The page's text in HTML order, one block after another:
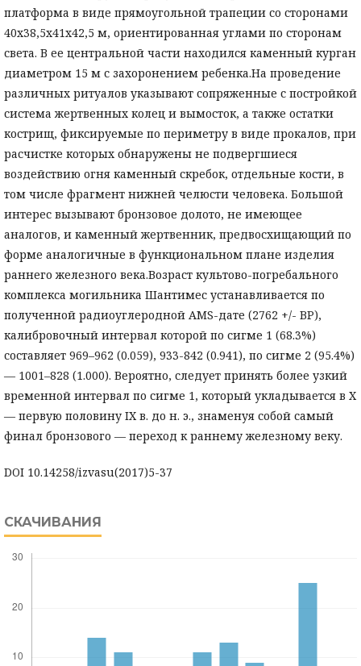
платформа в виде прямоугольной трапеции со сторонами
40х38,5х41х42,5 м, ориентированная углами по сторонам
света. В ее центральной части находился каменный курган
диаметром 15 м с захоронением ребенка.На проведение
различных ритуалов указывают сопряженные с постройкой
система жертвенных колец и вымосток, а также остатки
кострищ, фиксируемые по периметру в виде прокалов, при
расчистке которых обнаружены не подвергшиеся
воздействию огня каменный скребок, отдельные кости, в
том числе фрагмент нижней челюсти человека. Большой
интерес вызывают бронзовое долото, не имеющее
аналогов, и каменный жертвенник, предвосхищающий по
форме аналогичные в функциональном плане изделия
раннего железного века.Возраст культово-погребального
комплекса могильника Шантимес устанавливается по
полученной радиоуглеродной AMS-дате (2762 +/- BP),
калибровочный интервал которой по сигме 1 (68.3%)
составляет 969–962 (0.059), 933-842 (0.941), по сигме 2 (95.4%)
— 1001–828 (1.000). Вероятно, следует принять более узкий
временной интервал по сигме 1, который укладывается в X
— первую половину IX в. до н. э., знаменуя собой самый
финал бронзового — переход к раннему железному веку.
DOI 10.14258/izvasu(2017)5-37
СКАЧИВАНИЯ